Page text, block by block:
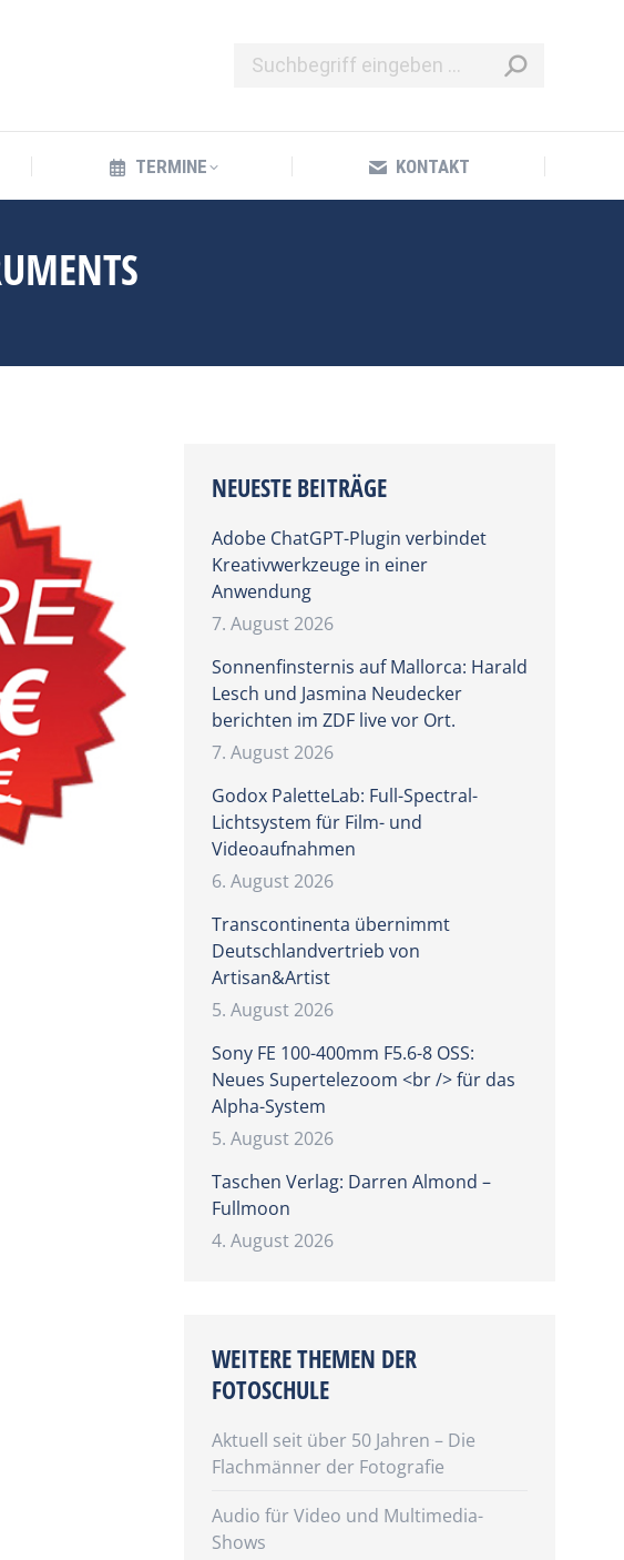
TERMINE KONTAKT
NEUESTE BEITRÄGE
Adobe ChatGPT-Plugin verbindet
Kreativwerkzeuge in einer
Anwendung
7. August 2026
Sonnenfinsternis auf Mallorca: Harald
Lesch und Jasmina Neudecker
berichten im ZDF live vor Ort.
7. August 2026
Godox PaletteLab: Full-Spectral-
Lichtsystem für Film- und
Videoaufnahmen
6. August 2026
Transcontinenta übernimmt
Deutschlandvertrieb von
Artisan&Artist
5. August 2026
Sony FE 100-400mm F5.6-8 OSS:
Neues Supertelezoom <br /> für das
Alpha-System
5. August 2026
Taschen Verlag: Darren Almond –
Fullmoon
4. August 2026
WEITERE THEMEN DER
FOTOSCHULE
Aktuell seit über 50 Jahren – Die
Flachmänner der Fotografie
Audio für Video und Multimedia-
Shows